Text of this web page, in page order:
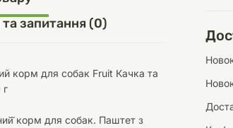
та аскесуари
та запитання (0)
корм для собак Fruit Качка та
г
корм для собак. Паштет з